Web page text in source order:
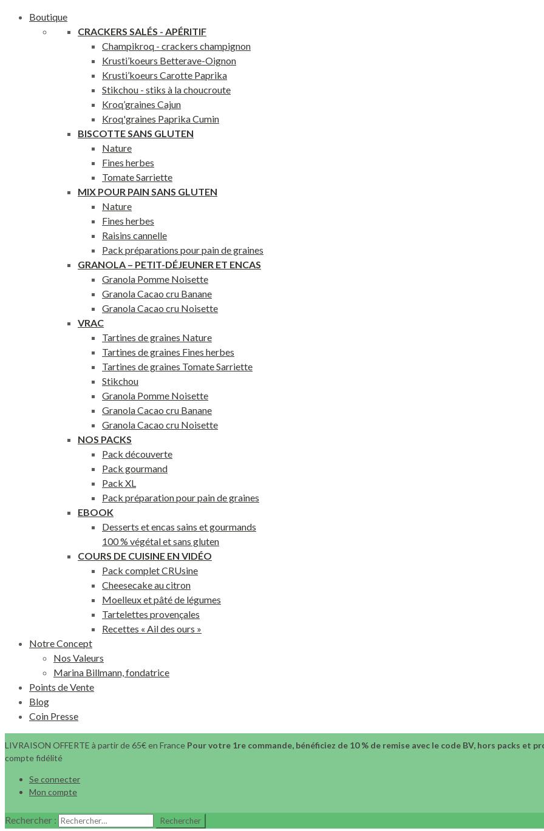
Boutique
CRACKERS SALÉS - APÉRITIF
Champikroq - crackers champignon
Krusti’koeurs Betterave-Oignon
Krusti’koeurs Carotte Paprika
Stikchou - stiks à la choucroute
Kroq’graines Cajun
Kroq'graines Paprika Cumin
BISCOTTE SANS GLUTEN
Nature
Fines herbes
Tomate Sarriette
MIX POUR PAIN SANS GLUTEN
Nature
Fines herbes
Raisins cannelle
Pack préparations pour pain de graines
GRANOLA – PETIT-DÉJEUNER ET ENCAS
Granola Pomme Noisette
Granola Cacao cru Banane
Granola Cacao cru Noisette
VRAC
Tartines de graines Nature
Tartines de graines Fines herbes
Tartines de graines Tomate Sarriette
Stikchou
Granola Pomme Noisette
Granola Cacao cru Banane
Granola Cacao cru Noisette
NOS PACKS
Pack découverte
Pack gourmand
Pack XL
Pack préparation pour pain de graines
EBOOK
Desserts et encas sains et gourmands
100 % végétal et sans gluten
COURS DE CUISINE EN VIDÉO
Pack complet CRUsine
Cheesecake au citron
Moelleux et pâté de légumes
Tartelettes provençales
Recettes « Ail des ours »
Notre Concept
Nos Valeurs
Marina Billmann, fondatrice
Points de Vente
Blog
Coin Presse
LIVRAISON OFFERTE à partir de 65€ en France Pour votre 1re commande, bénéficiez de 10 % de remise avec le code BV, hors packs et
compte fidélité
Se connecter
Mon compte
Rechercher :